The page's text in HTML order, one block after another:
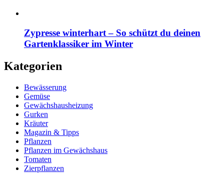
Zypresse winterhart – So schützt du deinen
Gartenklassiker im Winter
Kategorien
Bewässerung
Gemüse
Gewächshausheizung
Gurken
Kräuter
Magazin & Tipps
Pflanzen
Pflanzen im Gewächshaus
Tomaten
Zierpflanzen